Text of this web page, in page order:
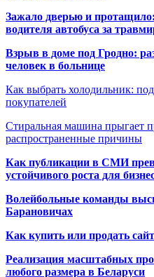
Зажало дверью и
водителя автобуса за
Взрыв в доме под Гродно:
человек в больнице
Как выбрать холодильник:
покупателей
Стиральная машина прыгает
распространенные причины
Как публикации в СМИ
устойчивого роста для
Волейбольные команды
Барановичах
Как купить или продать
Реализация масштабных
любого размера в Беларуси